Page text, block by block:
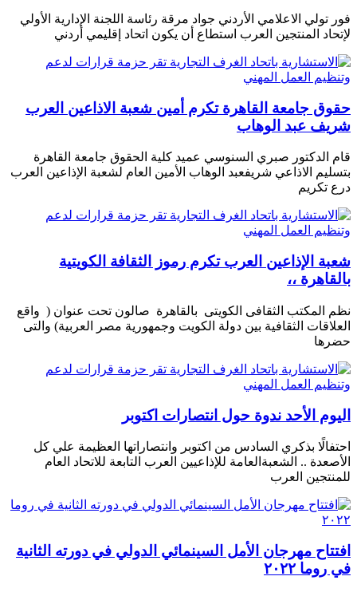
فور تولي الاعلامي الأردني جواد مرقة رئاسة اللجنة الإدارية الأولي
لإتحاد المنتجين العرب استطاع أن يكون اتحاد إقليمي أردني
حقوق جامعة القاهرة تكرم أمين شعبة الاذاعين العرب
شريف عبد الوهاب
قام الدكتور صبري السنوسي عميد كلية الحقوق جامعة القاهرة
بتسليم الاذاعي شريفعبد الوهاب الأمين العام لشعبة الإذاعين العرب
درع تكريم
شعبة الإذاعين العرب تكرم رموز الثقافة الكويتية
بالقاهرة ،،
نظم المكتب الثقافى الكويتى بالقاهرة صالون تحت عنوان ( واقع
العلاقات الثقافية بين دولة الكويت وجمهورية مصر العربية) والتى
حضرها
اليوم الأحد ندوة حول انتصارات اكتوبر
احتفالًا بذكري السادس من اكتوبر وانتصاراتها العظيمة علي كل
الأصعدة .. الشعبةالعامة للإذاعيين العرب التابعة للاتحاد العام
للمنتجين العرب
افتتاح مهرجان الأمل السينمائي الدولي في دورته الثانية
في روما ٢٠٢٢